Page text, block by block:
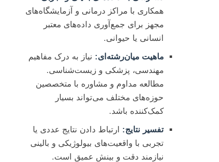
همکاری با مراکز درمانی و آزمایشگاه‌های
مجهز برای جمع‌آوری داده‌های معتبر
انسانی یا حیوانی.
ماهیت میان‌رشته‌ای: نیاز به درک مفاهیم
مهندسی، پزشکی و زیست‌شناسی.
مطالعه مداوم و مشاوره با متخصصین
حوزه‌های مختلف می‌تواند بسیار
کمک‌کننده باشد.
تفسیر نتایج: ارتباط دادن نتایج عددی یا
تجربی با واقعیت‌های بیولوژیکی و بالینی
نیازمند دقت و بینش عمیق است.